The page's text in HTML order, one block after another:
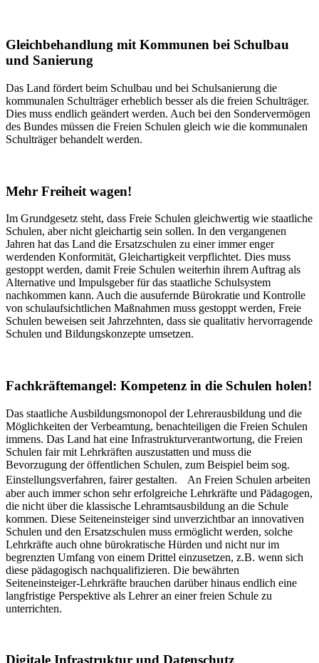
Gleichbehandlung mit Kommunen bei Schulbau
und Sanierung
Das Land fördert beim Schulbau und bei Schulsanierung die
kommunalen Schulträger erheblich besser als die freien Schulträger.
Dies muss endlich geändert werden. Auch bei den Sondervermögen
des Bundes müssen die Freien Schulen gleich wie die kommunalen
Schulträger behandelt werden.
Mehr Freiheit wagen!
Im Grundgesetz steht, dass Freie Schulen gleichwertig wie staatliche
Schulen, aber nicht gleichartig sein sollen. In den vergangenen
Jahren hat das Land die Ersatzschulen zu einer immer enger
werdenden Konformität, Gleichartigkeit verpflichtet. Dies muss
gestoppt werden, damit Freie Schulen weiterhin ihrem Auftrag als
Alternative und Impulsgeber für das staatliche Schulsystem
nachkommen kann. Auch die ausufernde Bürokratie und Kontrolle
von schulaufsichtlichen Maßnahmen muss gestoppt werden, Freie
Schulen beweisen seit Jahrzehnten, dass sie qualitativ hervorragende
Schulen und Bildungskonzepte umsetzen.
Fachkräftemangel: Kompetenz in die Schulen holen!
Das staatliche Ausbildungsmonopol der Lehrerausbildung und die
Möglichkeiten der Verbeamtung, benachteiligen die Freien Schulen
immens. Das Land hat eine Infrastrukturverantwortung, die Freien
Schulen fair mit Lehrkräften auszustatten und muss die
Bevorzugung der öffentlichen Schulen, zum Beispiel beim sog.
Einstellungsverfahren, fairer gestalten. An Freien Schulen arbeiten
aber auch immer schon sehr erfolgreiche Lehrkräfte und Pädagogen,
die nicht über die klassische Lehramtsausbildung an die Schule
kommen. Diese Seiteneinsteiger sind unverzichtbar an innovativen
Schulen und den Ersatzschulen muss ermöglicht werden, solche
Lehrkräfte auch ohne bürokratische Hürden und nicht nur im
begrenzten Umfang von einem Drittel einzusetzen, z.B. wenn sich
diese pädagogisch nachqualifizieren. Die bewährten
Seiteneinsteiger-Lehrkräfte brauchen darüber hinaus endlich eine
langfristige Perspektive als Lehrer an einer freien Schule zu
unterrichten.